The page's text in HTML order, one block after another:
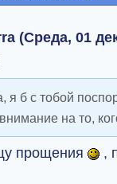
(Среда, 01
я б с тобой
на то,
прощения ,